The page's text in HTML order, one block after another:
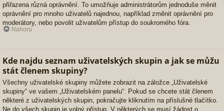
přiřazena různá oprávnění. To umožňuje administrátorům jednoduše měnit
oprávnění pro mnoho uživatelů najednou, například změnit oprávnění pro
moderátory, nebo povolit uživatelům přístup do soukromého fóra.
Nahoru
Kde najdu seznam uživatelských skupin a jak se můžu
stát členem skupiny?
Všechny uživatelské skupiny můžete zobrazit na záložce „Uživatelské
skupiny“ ve vašem „Uživatelském panelu“. Pokud se chcete stát členem
některé z uživatelských skupin, pokračujte kliknutím na příslušné tlačítko.
Ne do všech skupin je volný přístup. V některých se musí žádost o